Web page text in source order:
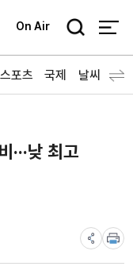
On Air
검
스포츠 국제 날씨
낮 최고